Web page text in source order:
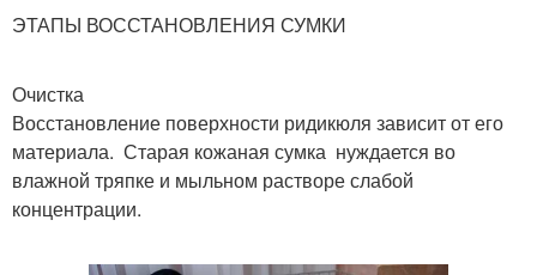
ЭТАПЫ ВОССТАНОВЛЕНИЯ СУМКИ
Очистка
Восстановление поверхности ридикюля зависит от его
материала. Старая кожаная сумка нуждается во
влажной тряпке и мыльном растворе слабой
концентрации.